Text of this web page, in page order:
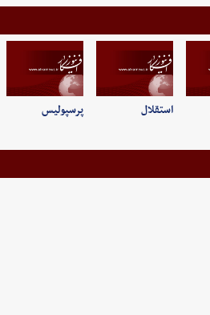
استقلال پرسپولیس